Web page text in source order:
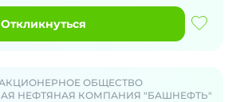
Откликнуться
ОБЩЕСТВО
НЕФТЯНАЯ КОМПАНИЯ "БАШНЕФТЬ"